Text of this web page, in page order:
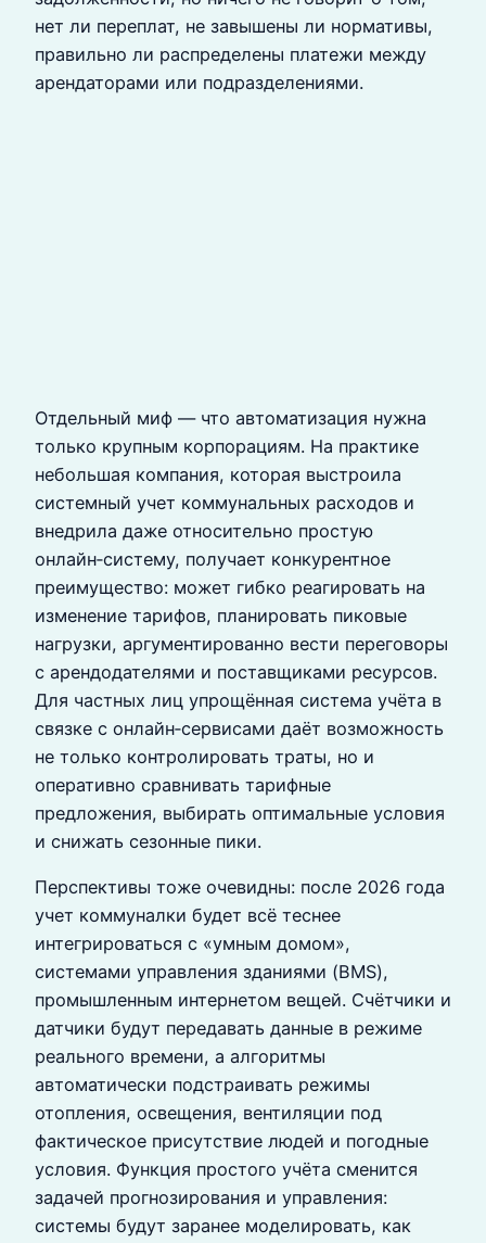
нет ли переплат, не завышены ли нормативы,
правильно ли распределены платежи между
арендаторами или подразделениями.
Отдельный миф — что автоматизация нужна
только крупным корпорациям. На практике
небольшая компания, которая выстроила
системный учет коммунальных расходов и
внедрила даже относительно простую
онлайн‑систему, получает конкурентное
преимущество: может гибко реагировать на
изменение тарифов, планировать пиковые
нагрузки, аргументированно вести переговоры
с арендодателями и поставщиками ресурсов.
Для частных лиц упрощённая система учёта в
связке с онлайн‑сервисами даёт возможность
не только контролировать траты, но и
оперативно сравнивать тарифные
предложения, выбирать оптимальные условия
и снижать сезонные пики.
Перспективы тоже очевидны: после 2026 года
учет коммуналки будет всё теснее
интегрироваться с «умным домом»,
системами управления зданиями (BMS),
промышленным интернетом вещей. Счётчики и
датчики будут передавать данные в режиме
реального времени, а алгоритмы
автоматически подстраивать режимы
отопления, освещения, вентиляции под
фактическое присутствие людей и погодные
условия. Функция простого учёта сменится
задачей прогнозирования и управления:
системы будут заранее моделировать, как